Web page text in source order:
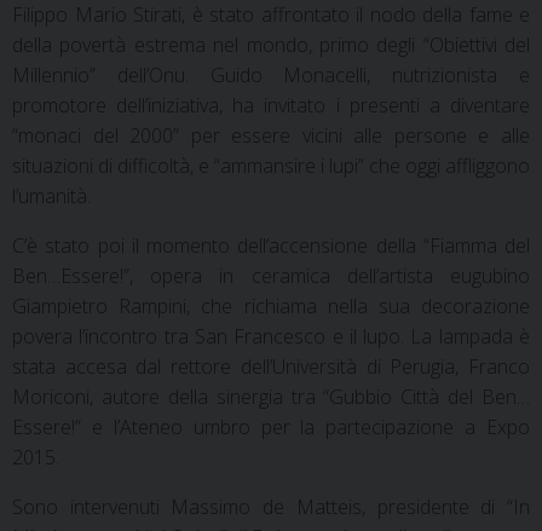
Filippo Mario Stirati, è stato affrontato il nodo della fame e
della povertà estrema nel mondo, primo degli “Obiettivi del
Millennio” dell’Onu. Guido Monacelli, nutrizionista e
promotore dell’iniziativa, ha invitato i presenti a diventare
“monaci del 2000” per essere vicini alle persone e alle
situazioni di difficoltà, e “ammansire i lupi” che oggi affliggono
l’umanità.
C’è stato poi il momento dell’accensione della “Fiamma del
Ben…Essere!”, opera in ceramica dell’artista eugubino
Giampietro Rampini, che richiama nella sua decorazione
povera l’incontro tra San Francesco e il lupo. La lampada è
stata accesa dal rettore dell’Università di Perugia, Franco
Moriconi, autore della sinergia tra “Gubbio Città del Ben…
Essere!” e l’Ateneo umbro per la partecipazione a Expo
2015.
Sono intervenuti Massimo de Matteis, presidente di “In